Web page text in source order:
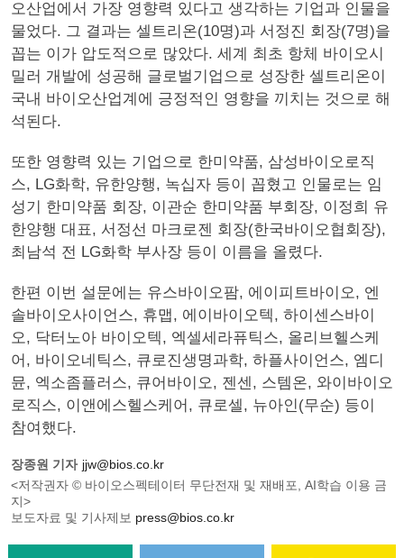
오산업에서 가장 영향력 있다고 생각하는 기업과 인물을
물었다. 그 결과는 셀트리온(10명)과 서정진 회장(7명)을
꼽는 이가 압도적으로 많았다. 세계 최초 항체 바이오시
밀러 개발에 성공해 글로벌기업으로 성장한 셀트리온이
국내 바이오산업계에 긍정적인 영향을 끼치는 것으로 해
석된다.
또한 영향력 있는 기업으로 한미약품, 삼성바이오로직
스, LG화학, 유한양행, 녹십자 등이 꼽혔고 인물로는 임
성기 한미약품 회장, 이관순 한미약품 부회장, 이정희 유
한양행 대표, 서정선 마크로젠 회장(한국바이오협회장),
최남석 전 LG화학 부사장 등이 이름을 올렸다.
한편 이번 설문에는 유스바이오팜, 에이피트바이오, 엔
솔바이오사이언스, 휴맵, 에이바이오텍, 하이센스바이
오, 닥터노아 바이오텍, 엑셀세라퓨틱스, 올리브헬스케
어, 바이오네틱스, 큐로진생명과학, 하플사이언스, 엠디
뮨, 엑소좀플러스, 큐어바이오, 젠센, 스템온, 와이바이오
로직스, 이앤에스헬스케어, 큐로셀, 뉴아인(무순) 등이
참여했다.
장종원 기자 jjw@bios.co.kr
<저작권자 © 바이오스펙테이터 무단전재 및 재배포, AI학습 이용 금
지>
보도자료 및 기사제보 press@bios.co.kr